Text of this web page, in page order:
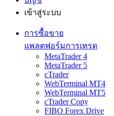
เข้าสู่ระบบ
การซื้อขาย
แพลตฟอร์มการเทรด
MetaTrader 4
MetaTrader 5
cTrader
WebTerminal MT4
WebTerminal MT5
cTrader Copy
FIBO Forex Drive